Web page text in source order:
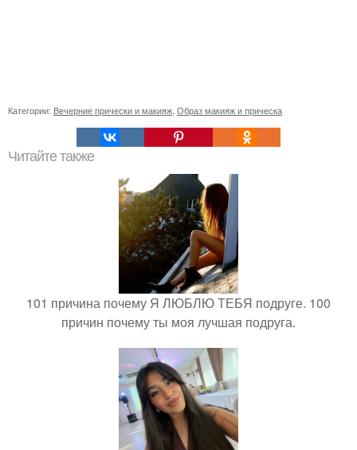
Категории: Вечерние прически и макияж Образ макияж и прическа
Читайте также
101 причина почему Я ЛЮБЛЮ ТЕБЯ подруге. 100
причин почему ты моя лучшая подруга.